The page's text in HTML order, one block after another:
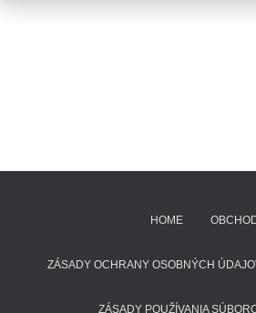
HOME
ZÁSADY OCHRANY OSOBNÝCH
ZÁSADY POUŽÍVANIA